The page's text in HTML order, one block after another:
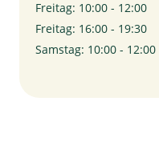
Freitag: 10:00 - 12:00
Freitag: 16:00 - 19:30
Samstag: 10:00 - 12:00